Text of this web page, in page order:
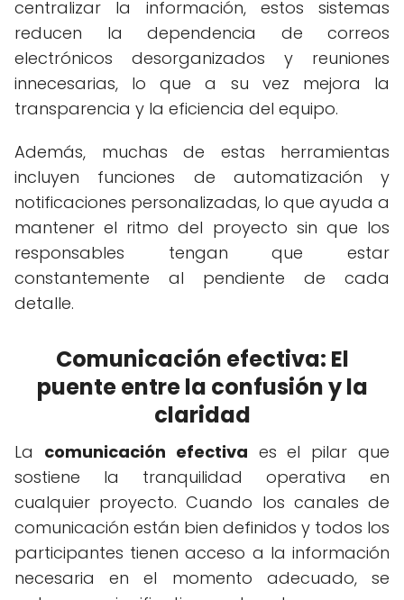
centralizar la información, estos sistemas
reducen la dependencia de correos
electrónicos desorganizados y reuniones
innecesarias, lo que a su vez mejora la
transparencia y la eficiencia del equipo.
Además, muchas de estas herramientas
incluyen funciones de automatización y
notificaciones personalizadas, lo que ayuda a
mantener el ritmo del proyecto sin que los
responsables tengan que estar
constantemente al pendiente de cada
detalle.
Comunicación efectiva: El
puente entre la confusión y la
claridad
La comunicación efectiva es el pilar que
sostiene la tranquilidad operativa en
cualquier proyecto. Cuando los canales de
comunicación están bien definidos y todos los
participantes tienen acceso a la información
necesaria en el momento adecuado, se